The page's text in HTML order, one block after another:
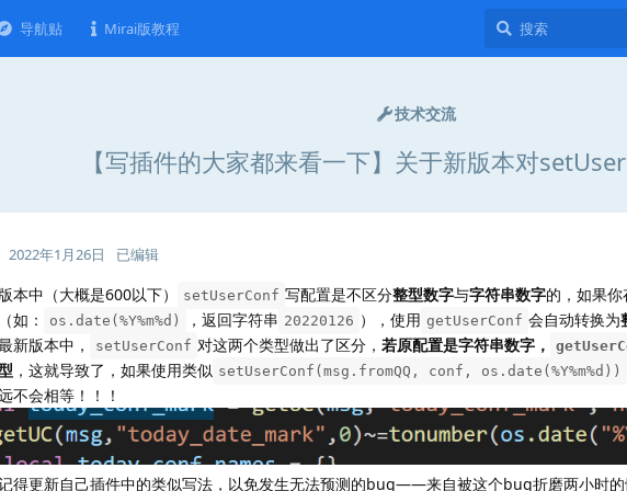
导航贴 Mirai版教程
技术交流
【写插件的大家都来看一下】关于新版本对
2022年1月26日 已编辑
本中（大概是600以下） setUserConf 写配置是不区分整型数字与字符串数字的，如果
如：
os.date(%Y%m%d) ，返回字符串 20220126 ），使用 getUserConf 会自动转换为
新版本中，
setUserConf 对这两个类型做出了区分， 若原配置是字符串数字，
，这就导致了，如果使用类似 setUserConf(msg.fromQQ, conf, os.date(%Y%m%d))
不会相等！！！
得更新自己插件中的类似写法，以免发生无法预测的bug——来自被这个bug折磨两小时的